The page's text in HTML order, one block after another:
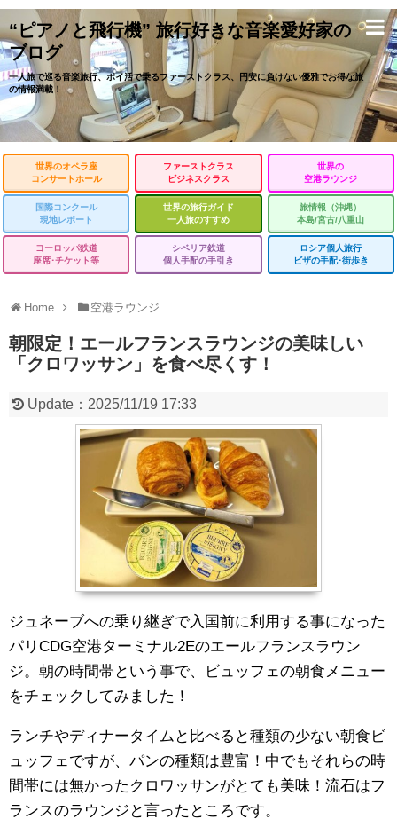
“ピアノと飛行機” 旅行好きな音楽愛好家の
ブログ
一人旅で巡る音楽旅行、ポイ活で乗るファーストクラス、円安に負けない優雅でお得な旅
の情報満載！
世界のオペラ座
コンサートホール
ファーストクラス
ビジネスクラス
世界の
空港ラウンジ
国際コンクール
現地レポート
世界の旅行ガイド
一人旅のすすめ
旅情報（沖縄）
本島/宮古/八重山
ヨーロッパ鉄道
座席･チケット等
シベリア鉄道
個人手配の手引き
ロシア個人旅行
ビザの手配･街歩き
Home 空港ラウンジ
朝限定！エールフランスラウンジの美味しい
「クロワッサン」を食べ尽くす！
Update： 2025/11/19 17:33
ジュネーブへの乗り継ぎで入国前に利用する事になった
パリCDG空港ターミナル2Eのエールフランスラウン
ジ。朝の時間帯という事で、ビュッフェの朝食メニュー
をチェックしてみました！
ランチやディナータイムと比べると種類の少ない朝食ビ
ュッフェですが、パンの種類は豊富！中でもそれらの時
間帯には無かったクロワッサンがとても美味！流石はフ
ランスのラウンジと言ったところです。